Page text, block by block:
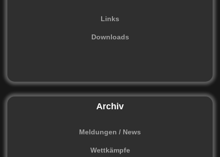
Links
Downloads
Archiv
Meldungen / News
Wettkämpfe